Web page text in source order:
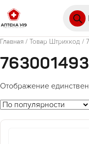
Главная / Товар Штрихкод /
Отображение